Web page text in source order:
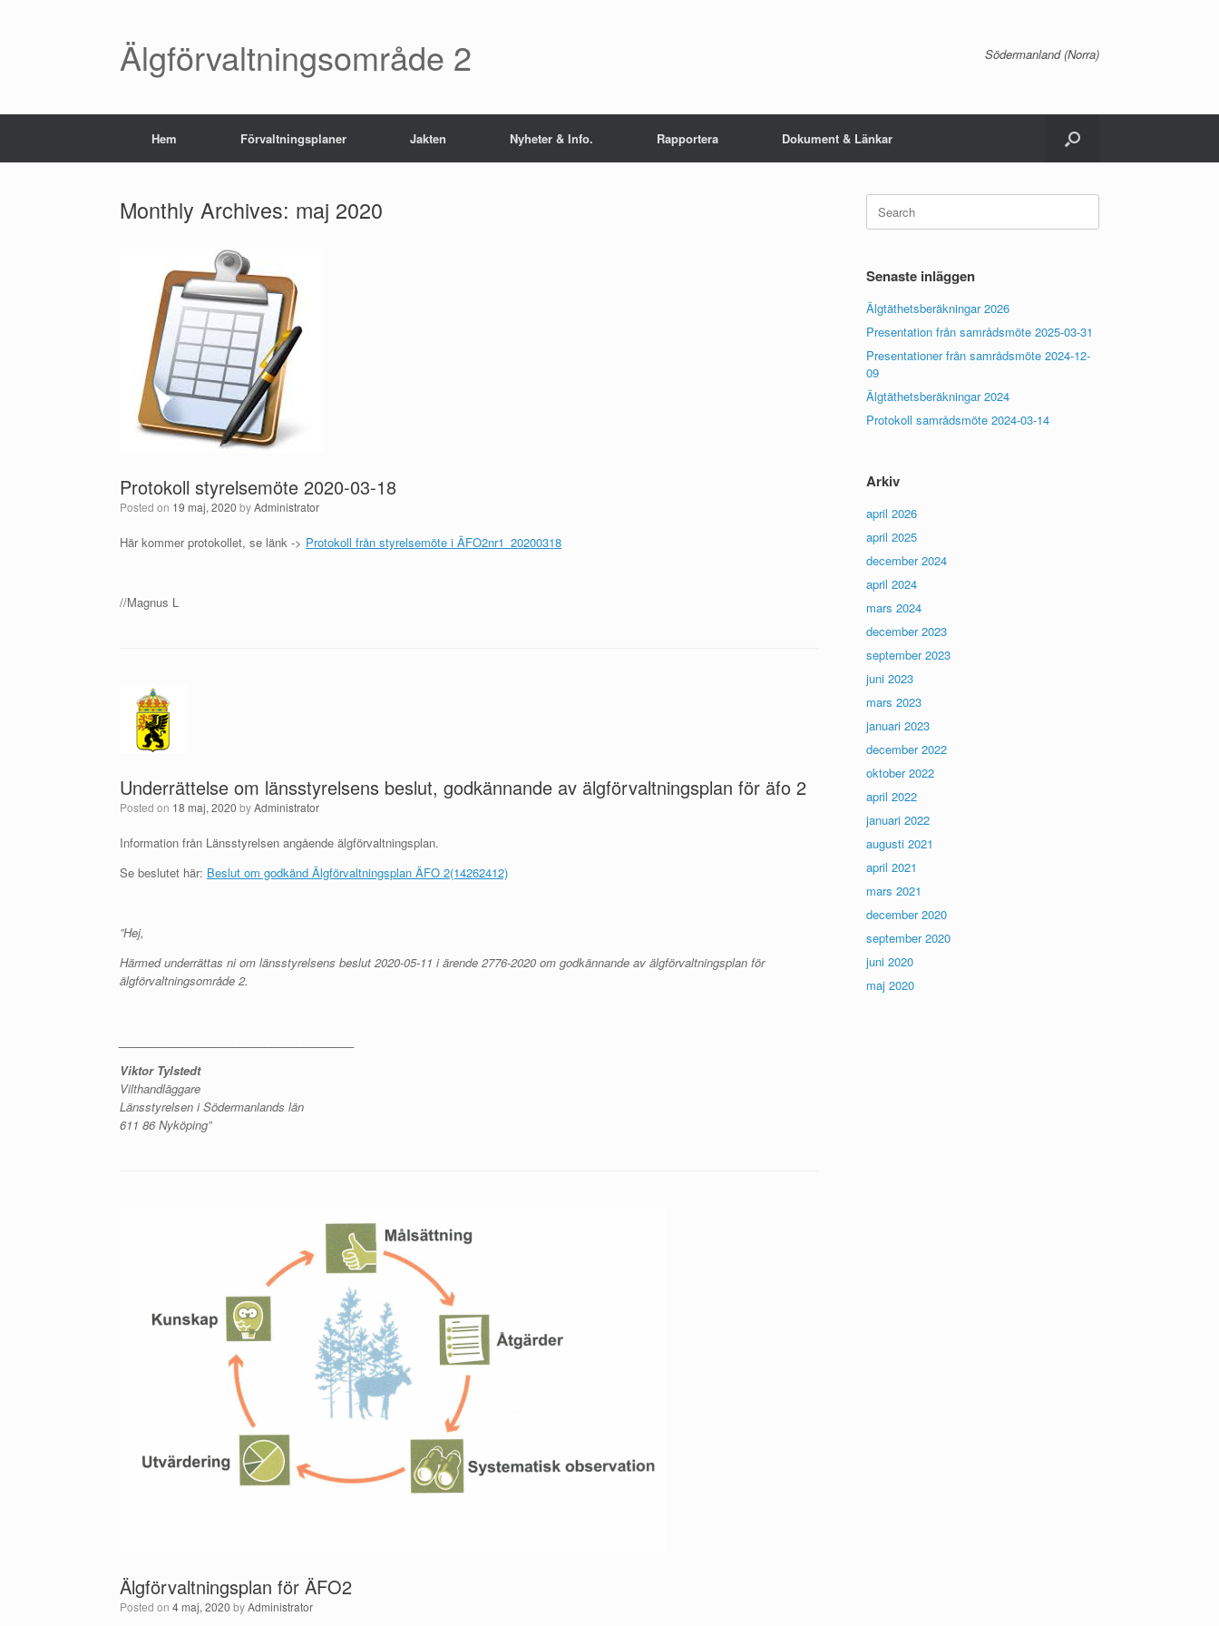
Älgförvaltningsområde 2 Södermanland (Norra)
Hem Förvaltningsplaner Jakten Nyheter & Info. Rapportera Dokument & Länkar
Monthly Archives: maj 2020
Protokoll styrelsemöte 2020-03-18
Posted on 19 maj, 2020 byAdministrator
Här kommer protokollet, se länk -> Protokoll från styrelsemöte i ÄFO2nr1_20200318
//Magnus L
Underrättelse om länsstyrelsens beslut, godkännande av älgförvaltningsplan för äfo 2
Posted on 18 maj, 2020 byAdministrator
Information från Länsstyrelsen angående älgförvaltningsplan.
Se beslutet här: Beslut om godkänd Älgförvaltningsplan ÄFO 2(14262412)
”Hej,
Härmed underrättas ni om länsstyrelsens beslut 2020-05-11 i ärende 2776-2020 om godkännande av älgförvaltningsplan för
älgförvaltningsområde 2.
Viktor Tylstedt
Vilthandläggare
Länsstyrelsen i Södermanlands län
611 86 Nyköping”
Älgförvaltningsplan för ÄFO2
Posted on 4 maj, 2020 byAdministrator
Search
for:
Senaste inläggen
Älgtäthetsberäkningar 2026
Presentation från samrådsmöte 2025-03-31
Presentationer från samrådsmöte 2024-12-
09
Älgtäthetsberäkningar 2024
Protokoll samrådsmöte 2024-03-14
Arkiv
april 2026
april 2025
december 2024
april 2024
mars 2024
december 2023
september 2023
juni 2023
mars 2023
januari 2023
december 2022
oktober 2022
april 2022
januari 2022
augusti 2021
april 2021
mars 2021
december 2020
september 2020
juni 2020
maj 2020